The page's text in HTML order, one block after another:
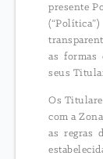
presente
as formas
seus
Os
com a
as regras